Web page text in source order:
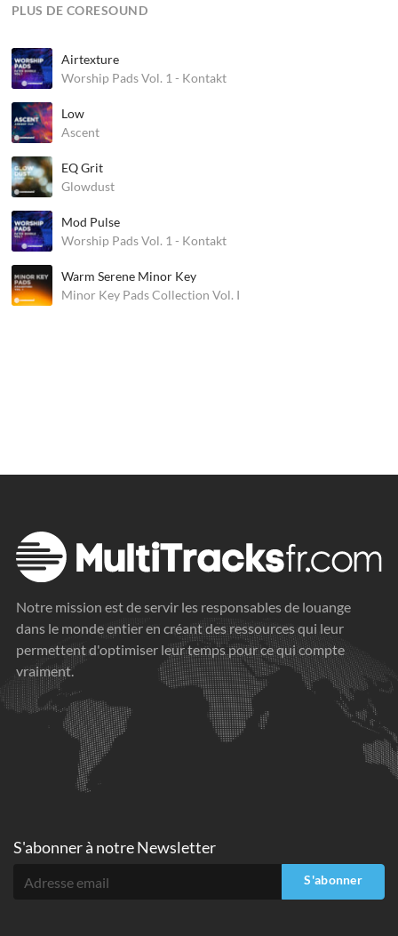
PLUS DE CORESOUND
Airtexture
Worship Pads Vol. 1 - Kontakt
Low
Ascent
EQ Grit
Glowdust
Mod Pulse
Worship Pads Vol. 1 - Kontakt
Warm Serene Minor Key
Minor Key Pads Collection Vol. I
Notre mission est de servir les responsables de louange
dans le monde entier en créant des ressources qui leur
permettent d'optimiser leur temps pour ce qui compte
vraiment.
S'abonner à notre Newsletter
S'abonner